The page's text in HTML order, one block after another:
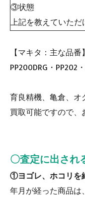
③状態
上記を教えていた
【マキタ：主な品番】
PP200DRG・PP202
育良精機、亀倉、
買取可能ですので、
〇査定に出さ
①ヨゴレ、ホコリを
年月が経った商品